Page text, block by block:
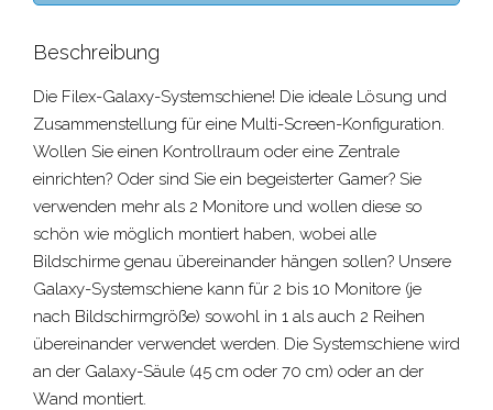
Beschreibung
Die Filex-Galaxy-Systemschiene! Die ideale Lösung und
Zusammenstellung für eine Multi-Screen-Konfiguration.
Wollen Sie einen Kontrollraum oder eine Zentrale
einrichten? Oder sind Sie ein begeisterter Gamer? Sie
verwenden mehr als 2 Monitore und wollen diese so
schön wie möglich montiert haben, wobei alle
Bildschirme genau übereinander hängen sollen? Unsere
Galaxy-Systemschiene kann für 2 bis 10 Monitore (je
nach Bildschirmgröße) sowohl in 1 als auch 2 Reihen
übereinander verwendet werden. Die Systemschiene wird
an der Galaxy-Säule (45 cm oder 70 cm) oder an der
Wand montiert.